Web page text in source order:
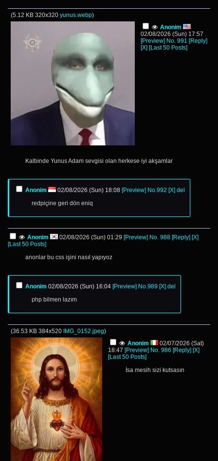
(5.12 KB 320x320 yunus.webp)
Anonim
02/08/2026 (Sun) 17:57
[Preview] No. 991 [Reply]
[X] [Last 50 Posts]
Kalbinde Yunus Adam sevgisi olan herkese iyi akşamlar
Anonim 02/08/2026 (Sun) 18:08 [Preview] No.992 [X] del
redpiçine geri dön eniq
Anonim 02/08/2026 (Sun) 01:29 [Preview] No. 988 [Reply] [X]
[Last 50 Posts]
anonlar bu css işini nasıl yapıyoz
Anonim 02/08/2026 (Sun) 16:04 [Preview] No.989 [X] del
php bilmen lazım
(36.53 KB 384x520 IMG_0152.jpeg)
Anonim
02/07/2026 (Sat)
18:47 [Preview] No. 986 [Reply] [X]
[Last 50 Posts]
İsa mesih sizi kutsasın